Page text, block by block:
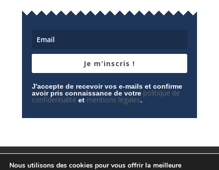
Je m'inscris !
J'accepte de recevoir vos e-mails et confirme
avoir pris connaissance de votre politique de
confidentialité et mentions légales.
Nous utilisons des cookies pour vous offrir la meilleure